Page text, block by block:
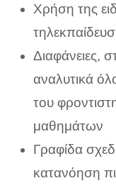
Χρήση της
Διαφάνειες,
αναλυτικά
του
μαθημάτων
Γραφίδα
κατανόηση